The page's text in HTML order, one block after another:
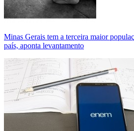
Minas Gerais tem a terceira maior
país, aponta levantamento